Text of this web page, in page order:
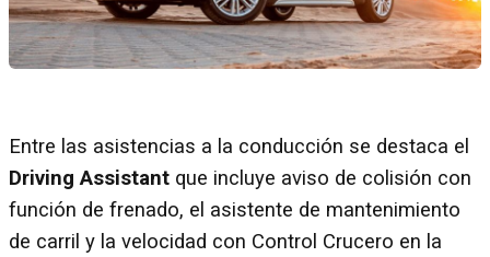
Entre las asistencias a la conducción se destaca el
Driving Assistant que incluye aviso de colisión con
función de frenado, el asistente de mantenimiento
de carril y la velocidad con Control Crucero en la